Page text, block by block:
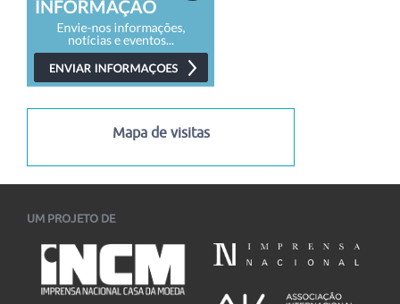
06/07/2026-30/11/2026
Mapa de visitas
UM PROJETO DE